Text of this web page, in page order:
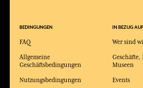
BEDINGUNGEN
FAQ
Allgemeine
Geschäftsbedingungen
Nutzungsbedingungen
IN BEZUG AUF
Wer sind
Museen
Events